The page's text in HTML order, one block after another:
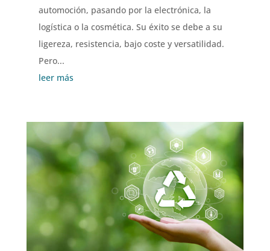
automoción, pasando por la electrónica, la
logística o la cosmética. Su éxito se debe a su
ligereza, resistencia, bajo coste y versatilidad.
Pero...
leer más